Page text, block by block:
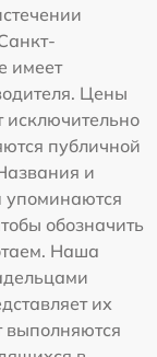
имеет
Цены
исключительно
публичной
и
упоминаются
обозначить
Наша
их
выполняются